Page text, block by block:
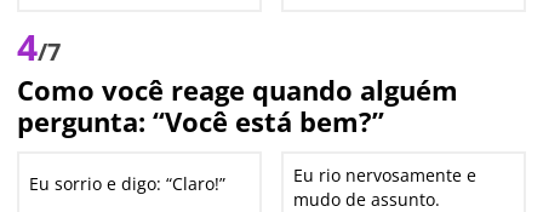
4/7
Como você reage quando alguém
pergunta: “Você está bem?”
Eu sorrio e digo: “Claro!”
Eu rio nervosamente e
mudo de assunto.